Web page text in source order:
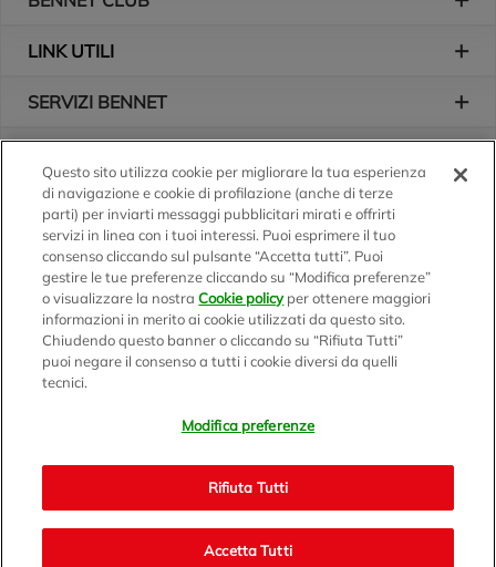
LINK UTILI
SERVIZI BENNET
Logo Bennet
Seguici sui nostri canali
Scarica l'app
Sede Amministrativa e Commerciale: Via Enzo Ratti, 2 - 22070
Monza Brianza e Lodi 07071700152 - REA MI 1137002 -
Questo sito utilizza cookie per migliorare la tua esperienza
di navigazione e cookie di profilazione (anche di terze
parti) per inviarti messaggi pubblicitari mirati e offrirti
servizi in linea con i tuoi interessi. Puoi esprimere il tuo
consenso cliccando sul pulsante “Accetta tutti”. Puoi
gestire le tue preferenze cliccando su “Modifica preferenze”
o visualizzare la nostraCookie policyper ottenere maggiori
informazioni in merito ai cookie utilizzati da questo sito.
Chiudendo questo banner o cliccando su “Rifiuta Tutti”
puoi negare il consenso a tutti i cookie diversi da quelli
tecnici.
Modifica preferenze
Rifiuta Tutti
Accetta Tutti